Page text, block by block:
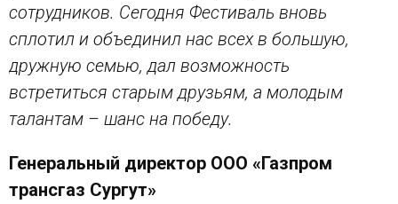
сотрудников. Сегодня Фестиваль вновь
сплотил и объединил нас всех в большую,
дружную семью, дал возможность
встретиться старым друзьям, а молодым
талантам – шанс на победу.
Генеральный директор ООО «Газпром
трансгаз Сургут»